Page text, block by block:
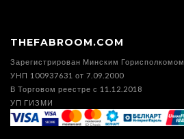
THEFABROOM.COM
Зарегистрирован Минским Горисполкомом
УНП 100937631 от 7.09.2000
В Торговом реестре с 11.12.2018
УП ГИЗМИ